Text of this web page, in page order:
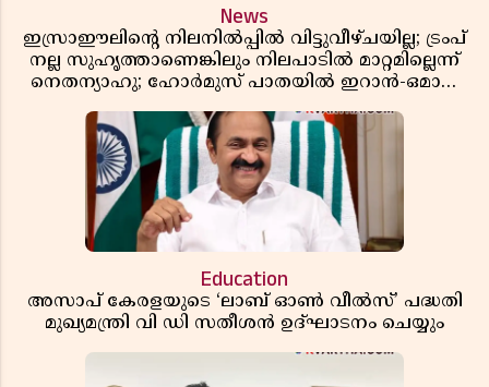
News
ഇസ്രാഈലിന്റെ നിലനിൽപ്പിൽ വിട്ടുവീഴ്ചയില്ല; ട്രംപ്
നല്ല സുഹൃത്താണെങ്കിലും നിലപാടിൽ മാറ്റമില്ലെന്ന്
നെതന്യാഹു; ഹോർമുസ് പാതയിൽ ഇറാൻ-ഒമാൻ
Education
അസാപ് കേരളയുടെ ‘ലാബ് ഓൺ വീൽസ്’ പദ്ധതി
മുഖ്യമന്ത്രി വി ഡി സതീശൻ ഉദ്ഘാടനം ചെയ്യും